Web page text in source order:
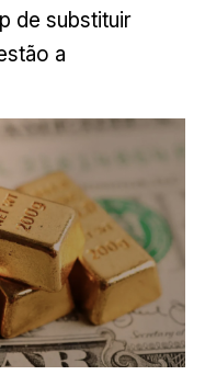
de substituir
a